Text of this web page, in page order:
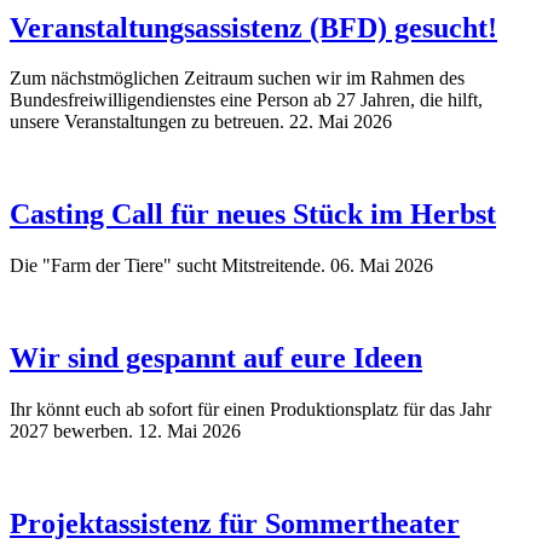
Veranstaltungsassistenz (BFD) gesucht!
Zum nächstmöglichen Zeitraum suchen wir im Rahmen des
Bundesfreiwilligendienstes eine Person ab 27 Jahren, die hilft,
unsere Veranstaltungen zu betreuen. 22. Mai 2026
Casting Call für neues Stück im Herbst
Die "Farm der Tiere" sucht Mitstreitende. 06. Mai 2026
Wir sind gespannt auf eure Ideen
Ihr könnt euch ab sofort für einen Produktionsplatz für das Jahr
2027 bewerben. 12. Mai 2026
Projektassistenz für Sommertheater